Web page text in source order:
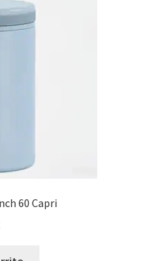
60 Capri